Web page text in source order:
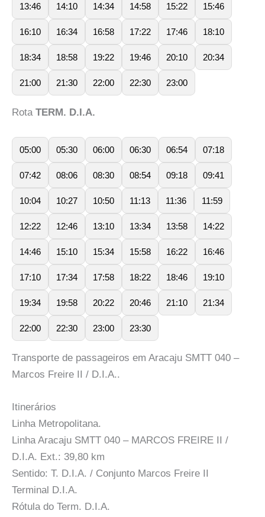
13:46 14:10 14:34 14:58 15:22 15:46
16:10 16:34 16:58 17:22 17:46 18:10
18:34 18:58 19:22 19:46 20:10 20:34
21:00 21:30 22:00 22:30 23:00
Rota TERM. D.I.A.
05:00 05:30 06:00 06:30 06:54 07:18
07:42 08:06 08:30 08:54 09:18 09:41
10:04 10:27 10:50 11:13 11:36 11:59
12:22 12:46 13:10 13:34 13:58 14:22
14:46 15:10 15:34 15:58 16:22 16:46
17:10 17:34 17:58 18:22 18:46 19:10
19:34 19:58 20:22 20:46 21:10 21:34
22:00 22:30 23:00 23:30
Transporte de passageiros em Aracaju SMTT 040 –
Marcos Freire II / D.I.A..
Itinerários
Linha Metropolitana.
Linha Aracaju SMTT 040 – MARCOS FREIRE II /
D.I.A. Ext.: 39,80 km
Sentido: T. D.I.A. / Conjunto Marcos Freire II
Terminal D.I.A.
Rótula do Term. D.I.A.